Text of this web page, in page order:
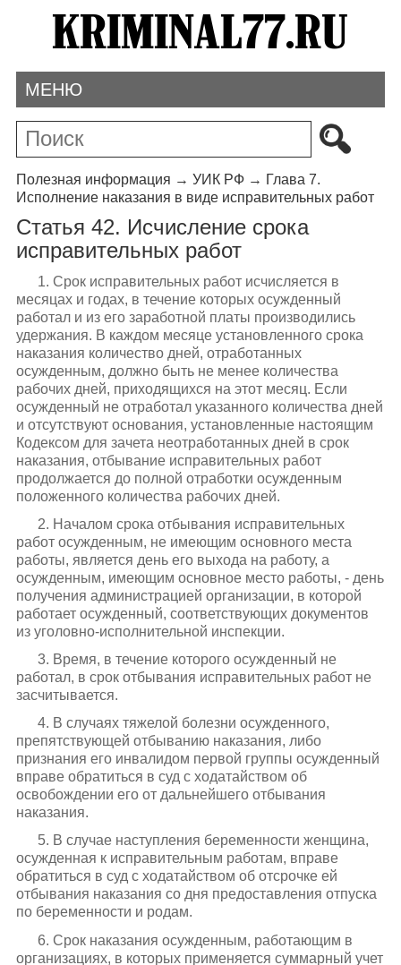
МЕНЮ
Полезная информация → УИК РФ→ Глава 7.
Исполнение наказания в виде исправительных работ
Статья 42. Исчисление срока
исправительных работ
1. Срок исправительных работ исчисляется в
месяцах и годах, в течение которых осужденный
работал и из его заработной платы производились
удержания. В каждом месяце установленного срока
наказания количество дней, отработанных
осужденным, должно быть не менее количества
рабочих дней, приходящихся на этот месяц. Если
осужденный не отработал указанного количества дней
и отсутствуют основания, установленные настоящим
Кодексом для зачета неотработанных дней в срок
наказания, отбывание исправительных работ
продолжается до полной отработки осужденным
положенного количества рабочих дней.
2. Началом срока отбывания исправительных
работ осужденным, не имеющим основного места
работы, является день его выхода на работу, а
осужденным, имеющим основное место работы, - день
получения администрацией организации, в которой
работает осужденный, соответствующих документов
из уголовно-исполнительной инспекции.
3. Время, в течение которого осужденный не
работал, в срок отбывания исправительных работ не
засчитывается.
4. В случаях тяжелой болезни осужденного,
препятствующей отбыванию наказания, либо
признания его инвалидом первой группы осужденный
вправе обратиться в суд с ходатайством об
освобождении его от дальнейшего отбывания
наказания.
5. В случае наступления беременности женщина,
осужденная к исправительным работам, вправе
обратиться в суд с ходатайством об отсрочке ей
отбывания наказания со дня предоставления отпуска
по беременности и родам.
6. Срок наказания осужденным, работающим в
организациях, в которых применяется суммарный учет